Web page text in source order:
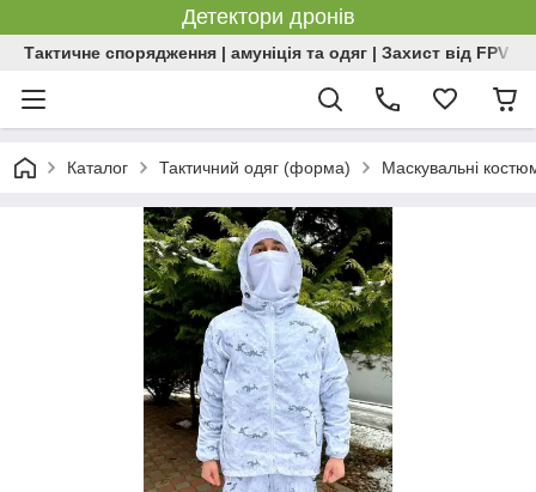
Детектори дронів
Тактичне спорядження | амуніція та одяг | Захист від FPV |
Каталог Тактичний одяг (форма) Маскувальні